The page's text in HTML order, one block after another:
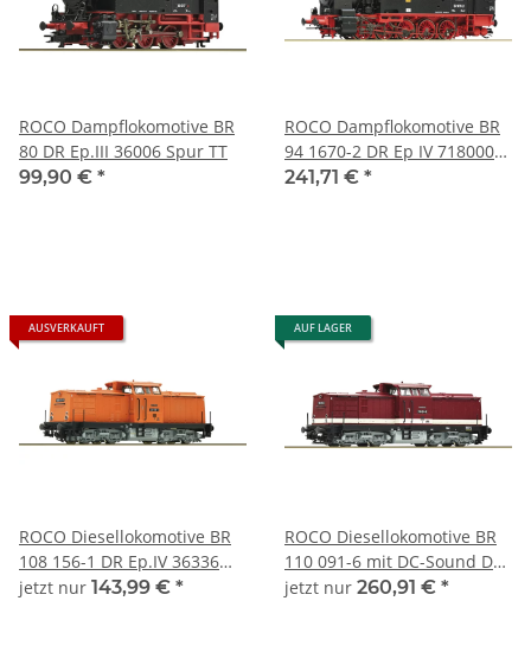
ROCO Dampflokomotive BR
80 DR Ep.III 36006 Spur TT
99,90 € *
ROCO Dampflokomotive BR
94 1670-2 DR Ep IV 7180004
Spur TT
241,71 € *
AUSVERKAUFT
ROCO Diesellokomotive BR
108 156-1 DR Ep.IV 36336
Spur TT
jetzt nur 143,99 € *
AUF LAGER
ROCO Diesellokomotive BR
110 091-6 mit DC-Sound DR
Ep.IV 36339 Spur TT
jetzt nur 260,91 € *